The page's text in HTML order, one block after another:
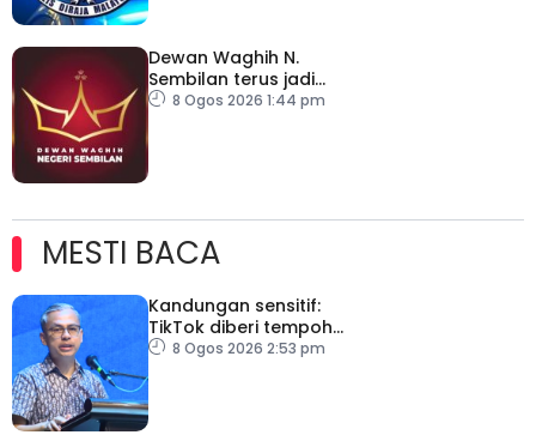
Dewan Waghih N.
Sembilan terus jadi
platform gilap
8 Ogos 2026 1:44 pm
MESTI BACA
Kandungan sensitif:
TikTok diberi tempoh
perkukuh sistem
8 Ogos 2026 2:53 pm